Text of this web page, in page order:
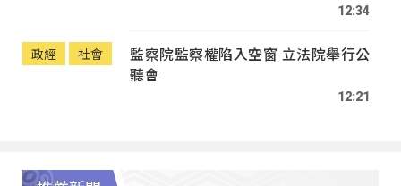
12:34
政經 社會
監察院監察權陷入空窗 立法院舉行公
聽會
12:21